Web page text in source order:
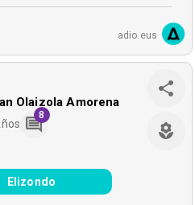
adio.eus
Olaizola Amorena
8
Elizondo